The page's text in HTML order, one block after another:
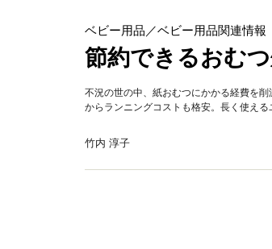
ベビー用品 ／ベビー用品関連情報
節約できるおむ
不況の世の中、紙おむつにかかる経費を
からランニングコストも格安。長く使える
竹内 淳子